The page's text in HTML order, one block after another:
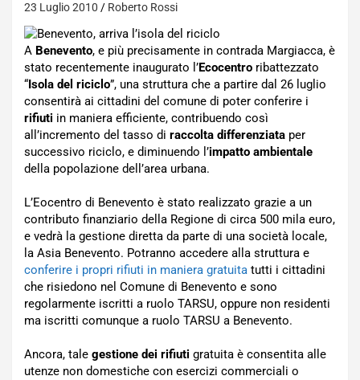
23 Luglio 2010 Roberto Rossi
A Benevento, e più precisamente in contrada Margiacca, è
stato recentemente inaugurato l’Ecocentro ribattezzato
“Isola del riciclo”, una struttura che a partire dal 26 luglio
consentirà ai cittadini del comune di poter conferire i
rifiuti in maniera efficiente, contribuendo così
all’incremento del tasso di raccolta differenziata per
successivo riciclo, e diminuendo l’impatto ambientale
della popolazione dell’area urbana.
L’Eocentro di Benevento è stato realizzato grazie a un
contributo finanziario della Regione di circa 500 mila euro,
e vedrà la gestione diretta da parte di una società locale,
la Asia Benevento. Potranno accedere alla struttura e
conferire i propri rifiuti in maniera gratuita tutti i cittadini
che risiedono nel Comune di Benevento e sono
regolarmente iscritti a ruolo TARSU, oppure non residenti
ma iscritti comunque a ruolo TARSU a Benevento.
Ancora, tale gestione dei rifiuti gratuita è consentita alle
utenze non domestiche con esercizi commerciali o